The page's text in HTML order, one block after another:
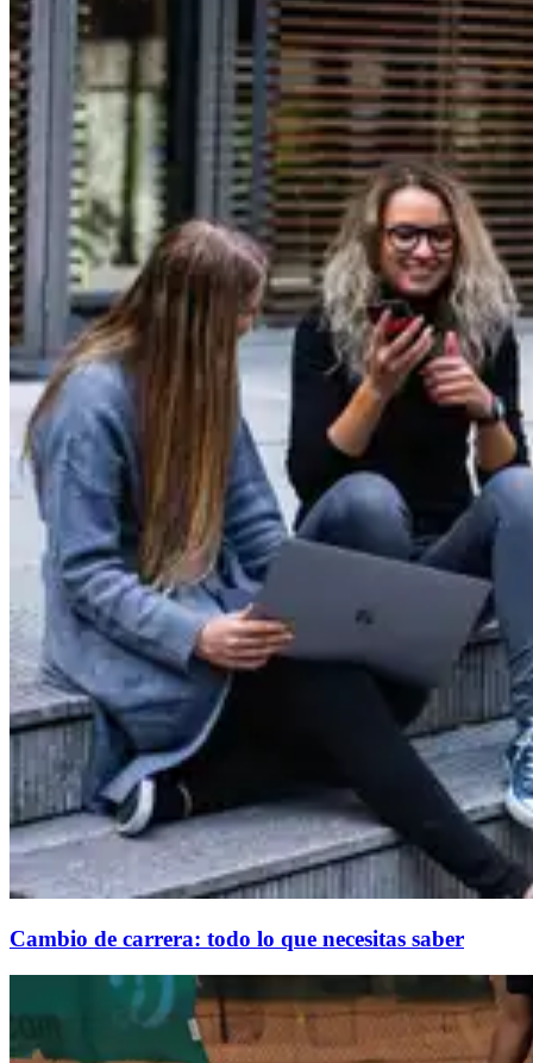
Cambio de carrera: todo lo que necesitas saber